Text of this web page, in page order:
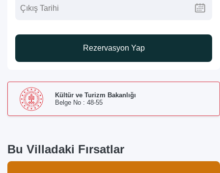
Rezervasyon Yap
Kültür ve Turizm Bakanlığı
Belge No : 48-55
Bu Villadaki Fırsatlar